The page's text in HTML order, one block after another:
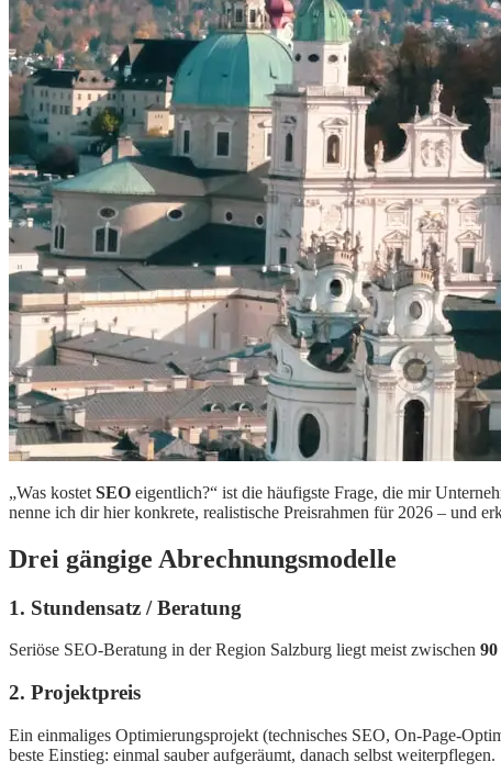
„Was kostet SEO eigentlich?“ ist die häufigste Frage, die mir
nenne ich dir hier konkrete, realistische Preisrahmen für 2026 – und
Drei gängige Abrechnungsmodelle
1. Stundensatz / Beratung
Seriöse SEO-Beratung in der Region Salzburg liegt meist zwischen
2. Projektpreis
Ein einmaliges Optimierungsprojekt (technisches SEO, On-Page-
beste Einstieg: einmal sauber aufgeräumt, danach selbst weiterpflegen.